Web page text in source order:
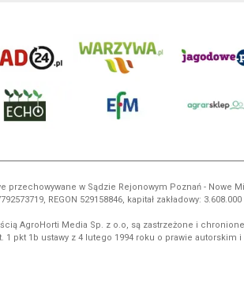
w Sądzie Rejonowym Poznań - Nowe
REGON 529158846, kapitał zakładowy: 3.608.000
AgroHorti Media Sp. z o.o, są zastrzeżone i
1 pkt 1b ustawy z 4 lutego 1994 roku o prawie autorskim